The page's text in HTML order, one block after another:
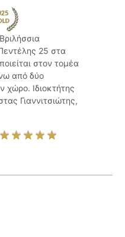
25 στα
στον τομέα
από δύο
χώρο. Ιδιοκτήτης
Γιαννιτσιώτης,